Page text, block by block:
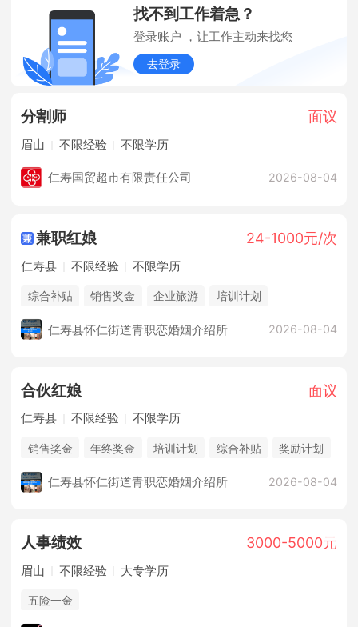
找不到工作着急？
登录账户 ，让工作主动来找您
去登录
分割师 面议
眉山 不限经验 不限学历
仁寿国贸超市有限责任公司 2026-08-04
兼职红娘 24-1000元/次
仁寿县 不限经验 不限学历
综合补贴 销售奖金 企业旅游 培训计划
仁寿县怀仁街道青职恋婚姻介绍所 2026-08-04
合伙红娘 面议
仁寿县 不限经验 不限学历
销售奖金 年终奖金 培训计划 综合补贴
奖励计划
休假制度
仁寿县怀仁街道青职恋婚姻介绍所 2026-08-04
人事绩效 3000-5000元
眉山 不限经验 大专学历
五险一金